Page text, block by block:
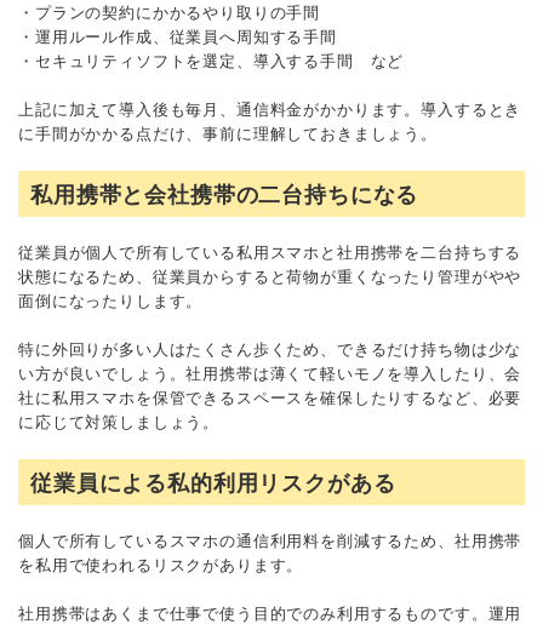
・プランの契約にかかるやり取りの手間
・運用ルール作成、従業員へ周知する手間
・セキュリティソフトを選定、導入する手間 など
上記に加えて導入後も毎月、通信料金がかかります。導入するとき
に手間がかかる点だけ、事前に理解しておきましょう。
私用携帯と会社携帯の二台持ちになる
従業員が個人で所有している私用スマホと社用携帯を二台持ちする
状態になるため、従業員からすると荷物が重くなったり管理がやや
面倒になったりします。
特に外回りが多い人はたくさん歩くため、できるだけ持ち物は少な
い方が良いでしょう。社用携帯は薄くて軽いモノを導入したり、会
社に私用スマホを保管できるスペースを確保したりするなど、必要
に応じて対策しましょう。
従業員による私的利用リスクがある
個人で所有しているスマホの通信利用料を削減するため、社用携帯
を私用で使われるリスクがあります。
社用携帯はあくまで仕事で使う目的でのみ利用するものです。運用